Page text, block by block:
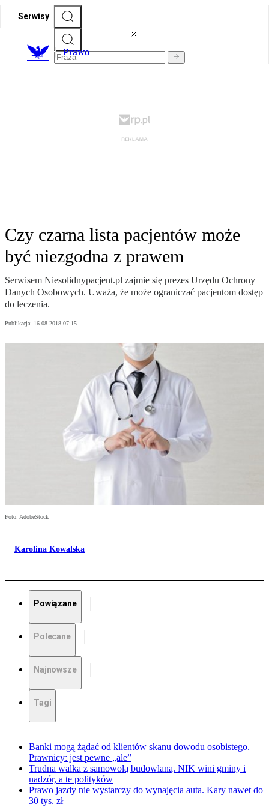
Serwisy
Prawo
Czy czarna lista pacjentów może
być niezgodna z prawem
Serwisem Niesolidnypacjent.pl zajmie się prezes Urzędu Ochrony
Danych Osobowych. Uważa, że może ograniczać pacjentom dostęp
do leczenia.
Publikacja: 16.08.2018 07:15
Foto: AdobeStock
Karolina Kowalska
Powiązane
Polecane
Najnowsze
Tagi
Banki mogą żądać od klientów skanu dowodu osobistego.
Prawnicy: jest pewne „ale”
Trudna walka z samowolą budowlaną. NIK wini gminy i
nadzór, a te polityków
Prawo jazdy nie wystarczy do wynajęcia auta. Kary nawet do
30 tys. zł